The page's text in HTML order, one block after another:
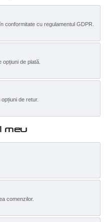
conformitate cu regulamentul GDPR.
de plată.
de retur.
meu
comenzilor.